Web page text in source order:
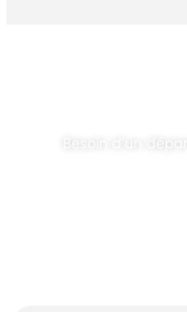
Besoin d’un